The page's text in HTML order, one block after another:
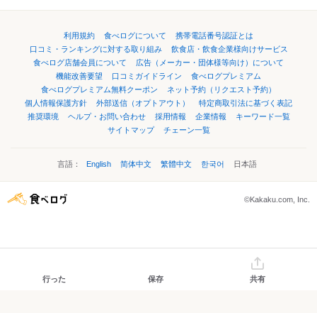
利用規約 食べログについて
携帯電話番号認証とは
口コミ・ランキングに対する取り組み
飲食店・飲食企業様向けサービス
食べログ店舗会員について
広告（メーカー・団体様等向け）について
機能改善要望
口コミガイドライン
食べログプレミアム
食べログプレミアム無料クーポン
ネット予約（リクエスト予約）
個人情報保護方針
外部送信（オプトアウト）
特定商取引法に基づく表記
推奨環境
ヘルプ・お問い合わせ 採用情報 企業情報
キーワード一覧
サイトマップ
チェーン一覧
言語： English 简体中文 繁體中文 한국어 日本語
©Kakaku.com, Inc.
行った 保存 共有